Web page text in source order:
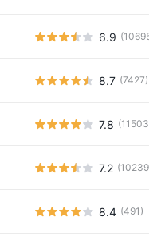
6.9 (10695)
8.7 (7427)
7.8 (11503)
7.2 (10239)
8.4 (491)